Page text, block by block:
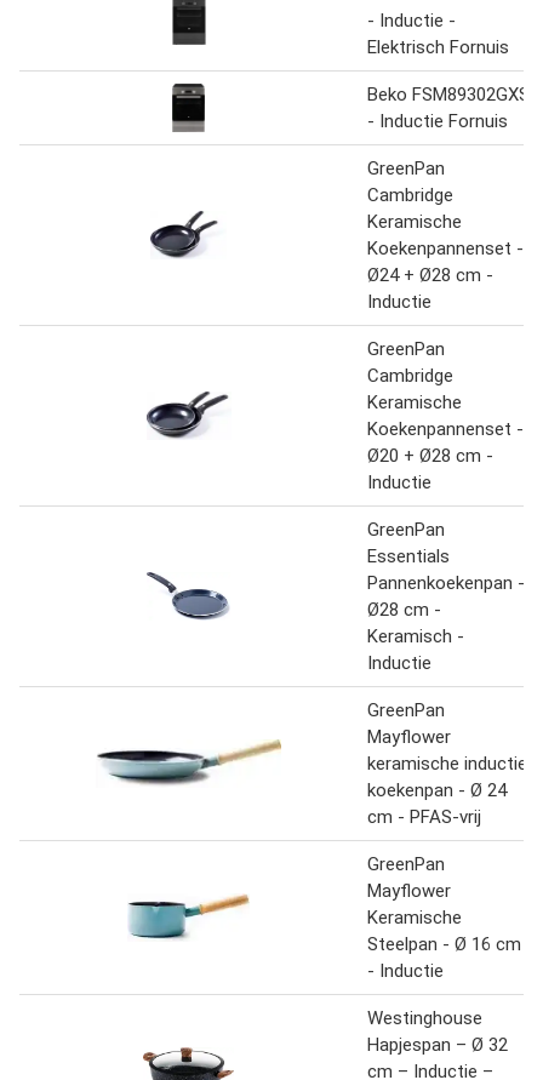
- Inductie -
Elektrisch Fornuis
Beko FSM89302GXS
- Inductie Fornuis
GreenPan
Cambridge
Keramische
Koekenpannenset -
Ø24 + Ø28 cm -
Inductie
GreenPan
Cambridge
Keramische
Koekenpannenset -
Ø20 + Ø28 cm -
Inductie
GreenPan
Essentials
Pannenkoekenpan -
Ø28 cm -
Keramisch -
Inductie
GreenPan
Mayflower
keramische inductie
koekenpan - Ø 24
cm - PFAS-vrij
GreenPan
Mayflower
Keramische
Steelpan - Ø 16 cm
- Inductie
Westinghouse
Hapjespan – Ø 32
cm – Inductie –